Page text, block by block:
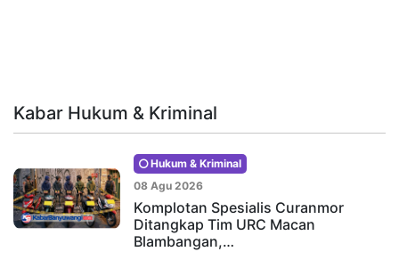
Kabar Hukum & Kriminal
Hukum & Kriminal
08 Agu 2026
Komplotan Spesialis Curanmor
Ditangkap Tim URC Macan
Blambangan,…